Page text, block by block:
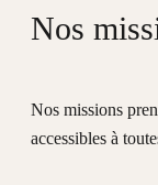
Nos
Nos missions
accessibles à